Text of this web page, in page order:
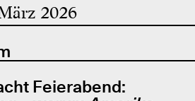
2026
Feierabend: